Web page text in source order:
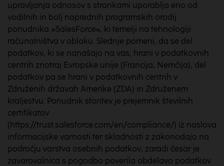
upravljanja odnosov s strankami uporablja eno od
vodilnih in bolj naprednih programskih orodij
ponudnika »SalesForce«, ki temelji na tehnologiji
računalništva v oblaku. Slednje pomeni, da se del
podatkov, ki se nanašajo na vas, hrani v podatkovnih
centrih znotraj Evropske unije (Francija, Nemčija), del
podatkov pa se hrani v podatkovnih centrih v
Združenih državah Amerike (ZDA) in Združenem
kraljestvu. Ponudnik storitev je prejemnik številnih
certifikatov
(https://trust.salesforce.com/en/compliance/) iz naslova
informacijske varnosti ter skladnosti z zakonodajo na
področju varstva osebnih podatkov, zaradi česar je
zavarovalnica s pogodbo poverila obdelavo podatkov